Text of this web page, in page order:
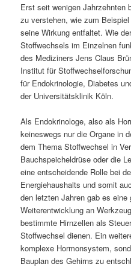
n
g
e
n
r
i
n
g
e
n
Erst seit wenigen Jahrzehnten
zu verstehen, wie zum
seine Wirkung entfaltet. Wie
Stoffwechsels im Einzelnen
des Mediziners Jens Claus
Institut für
für Endokrinologie, Diabetes
der Universitätsklinik Köln.
Als Endokrinologe, also als
keineswegs nur die Organe in
dem Thema Stoffwechsel in
Bauchspeicheldrüse oder die
eine entscheidende Rolle bei
Energiehaushalts und somit
den letzten Jahren gab es eine
Weiterentwicklung an
bestimmte Hirnzellen als
Stoffwechsel dienen. Ein
komplexe Hormonsystem,
Bauplan des Gehirns zu